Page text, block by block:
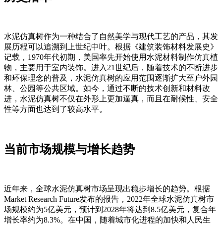
水泥仿真树作为一种结合了自然美学与现代工艺的产品，其发
展历程可以追溯到上世纪中叶。根据《建筑装饰材料发展史》
记载，1970年代初期，美国率先开始使用水泥材料制作仿真植
物，主要用于室内装饰。进入21世纪后，随着技术的不断进步
和环保理念的普及，水泥仿真树的应用范围逐渐扩大至户外园
林、公园等公共区域。如今，通过不断的技术创新和材料改
进，水泥仿真树不仅在外形上更加逼真，而且在耐候性、安全
性等方面也达到了较高水平。
当前市场规模与增长趋势
近年来，全球水泥仿真树市场呈现出稳步增长的趋势。根据
Market Research Future发布的报告，2022年全球水泥仿真树市
场规模约为5亿美元，预计到2028年将达到8.5亿美元，复合年
增长率约为8.3%。在中国，随着城市化进程的加快和人民生